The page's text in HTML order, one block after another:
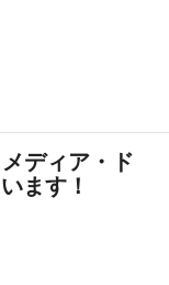
ディア・ド
ます！